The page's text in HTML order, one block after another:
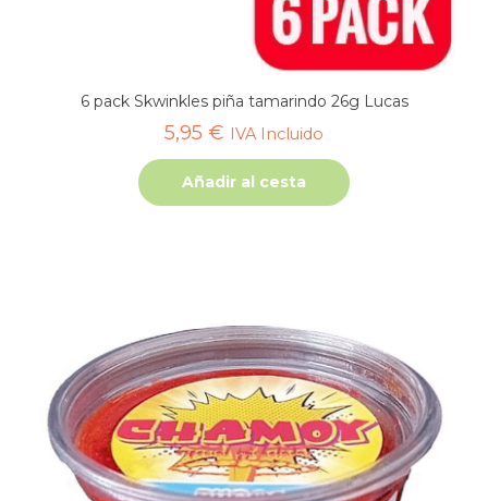
6 pack Skwinkles piña tamarindo 26g Lucas
5,95 € IVA Incluido
Añadir al cesta